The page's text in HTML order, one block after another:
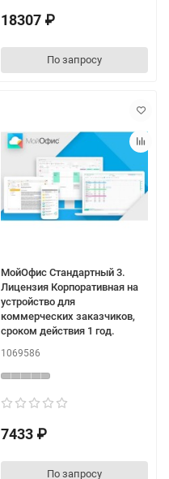
18307 ₽
По запросу
МойОфис Стандартный 3.
Лицензия Корпоративная на
устройство для
коммерческих заказчиков,
сроком действия 1 год.
1069586
7433 ₽
По запросу